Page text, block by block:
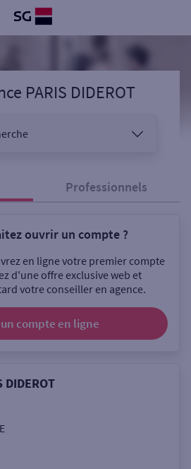
PARIS DIDEROT
recherche
lundi
Professionnels
ouvrir un compte ?
en ligne votre premier compte
d'une offre exclusive web et
votre conseiller en agence.
compte en ligne
DIDEROT